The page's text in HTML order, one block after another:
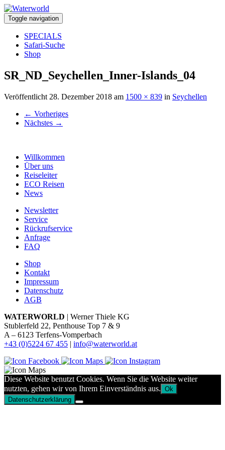
Toggle navigation
SPECIALS
Safari-Suche
Shop
SR_ND_Seychellen_Inner-Islands_04
Veröffentlicht 28. Dezember 2018 am 1500 × 839 in Seychellen
← Vorheriges
Nächstes →
Willkommen
Über uns
Reiseleiter
ECO Reisen
News
Newsletter
Service
Rückrufservice
Anfrage
FAQ
Shop
Kontakt
Impressum
Datenschutz
AGB
WATERWORLD | Werner Thiele KG
Stublerfeld 22, Penthouse Top 7 & 9
A – 6123 Terfens-Vomperbach
+43 (0)5224 67 455 | info@waterworld.at
Diese Website benutzt Cookies. Wenn Sie die Website weiter
nutzten, gehen wir von Ihrem Einverständnis aus. Ok
Datenschutzerklärung